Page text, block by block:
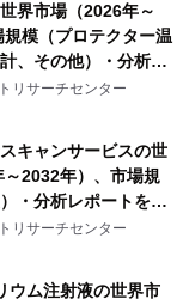
界市場（2026年～
模（プロテクター温
、その他）・分析レ
リサーチセンター
キャンサービスの世
2032年）、市場規
・分析レポートを発
リサーチセンター
ウム注射液の世界市